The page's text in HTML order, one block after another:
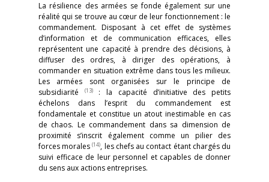
La résilience des armées se fonde également sur une
réalité qui se trouve au cœur de leur fonctionnement : le
commandement. Disposant à cet effet de systèmes
d’information et de communication efficaces, elles
représentent une capacité à prendre des décisions, à
diffuser des ordres, à diriger des opérations, à
commander en situation extrême dans tous les milieux.
Les armées sont organisées sur le principe de
subsidiarité
(13): la capacité d’initiative des petits
échelons dans l’esprit du commandement est
fondamentale et constitue un atout inestimable en cas
de chaos. Le commandement dans sa dimension de
proximité s’inscrit également comme un pilier des
forces morales(14), les chefs au contact étant chargés du
suivi efficace de leur personnel et capables de donner
du sens aux actions entreprises.